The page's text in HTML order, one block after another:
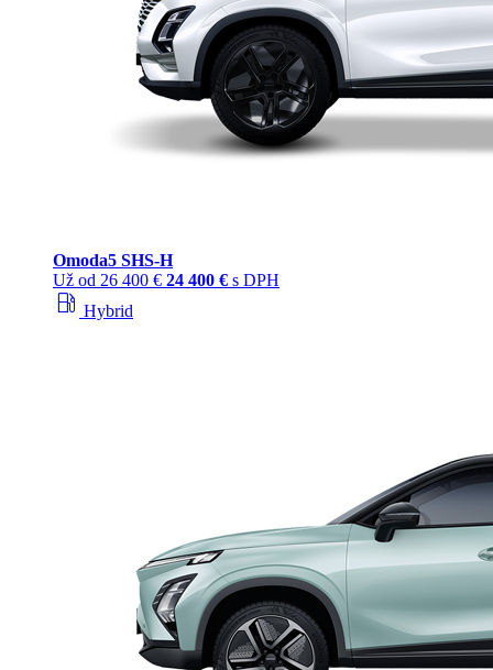
Omoda5 SHS‑H
Už od 26 400 € 24 400 € s DPH
local_gas_station Hybrid